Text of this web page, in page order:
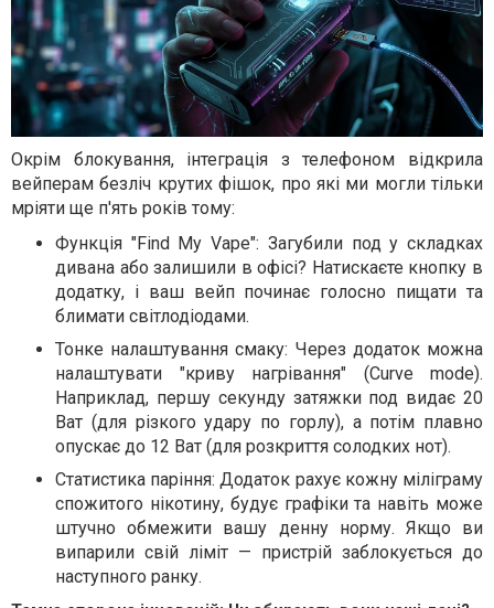
Окрім блокування, інтеграція з телефоном відкрила
вейперам безліч крутих фішок, про які ми могли тільки
мріяти ще п'ять років тому:
Функція "Find My Vape": Загубили под у складках
дивана або залишили в офісі? Натискаєте кнопку в
додатку, і ваш вейп починає голосно пищати та
блимати світлодіодами.
Тонке налаштування смаку: Через додаток можна
налаштувати "криву нагрівання" (Curve mode).
Наприклад, першу секунду затяжки под видає 20
Ват (для різкого удару по горлу), а потім плавно
опускає до 12 Ват (для розкриття солодких нот).
Статистика паріння: Додаток рахує кожну міліграму
спожитого нікотину, будує графіки та навіть може
штучно обмежити вашу денну норму. Якщо ви
випарили свій ліміт — пристрій заблокується до
наступного ранку.